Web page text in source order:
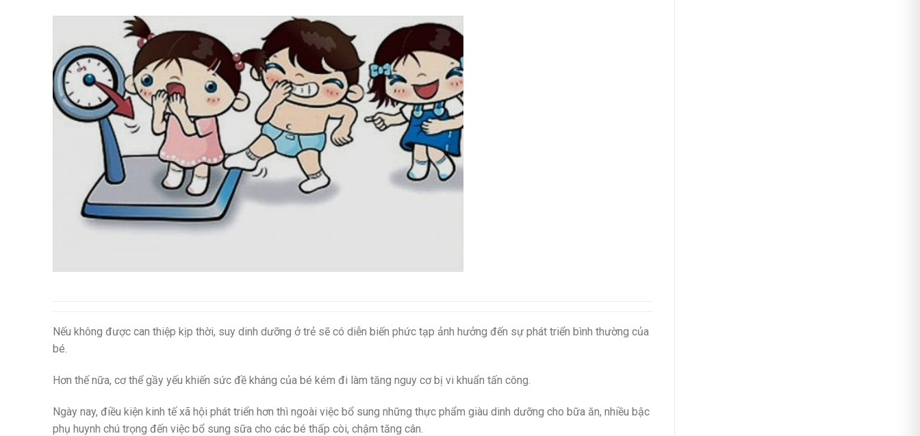
Nếu không được can thiệp kịp thời, suy dinh dưỡng ở trẻ sẽ có diễn biến phức tạp ảnh hưởng đến sự phát triển bình thường của
bé.
Hơn thế nữa, cơ thể gầy yếu khiến sức đề kháng của bé kém đi làm tăng nguy cơ bị vi khuẩn tấn công.
Ngày nay, điều kiện kinh tế xã hội phát triển hơn thì ngoài việc bổ sung những thực phẩm giàu dinh dưỡng cho bữa ăn, nhiều bậc
phụ huynh chú trọng đến việc bổ sung sữa cho các bé thấp còi, chậm tăng cân.